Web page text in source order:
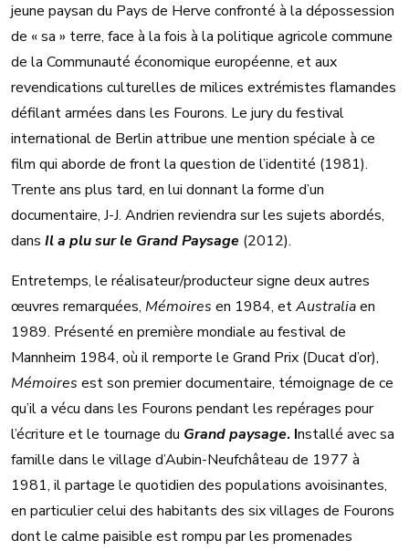
jeune paysan du Pays de Herve confronté à la dépossession
de « sa » terre, face à la fois à la politique agricole commune
de la Communauté économique européenne, et aux
revendications culturelles de milices extrémistes flamandes
défilant armées dans les Fourons. Le jury du festival
international de Berlin attribue une mention spéciale à ce
film qui aborde de front la question de l’identité (1981).
Trente ans plus tard, en lui donnant la forme d’un
documentaire, J-J. Andrien reviendra sur les sujets abordés,
dans Il a plu sur le Grand Paysage (2012).
Entretemps, le réalisateur/producteur signe deux autres
œuvres remarquées, Mémoires en 1984, etAustraliaen
1989. Présenté en première mondiale au festival de
Mannheim 1984, où il remporte le Grand Prix (Ducat d’or),
Mémoires est son premier documentaire, témoignage de ce
qu’il a vécu dans les Fourons pendant les repérages pour
l’écriture et le tournage du Grand paysage. Installé avec sa
famille dans le village d’Aubin-Neufchâteau de 1977 à
1981, il partage le quotidien des populations avoisinantes,
en particulier celui des habitants des six villages de Fourons
dont le calme paisible est rompu par les promenades